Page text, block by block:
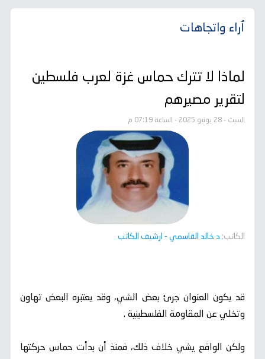
ٱراء واتجاهات
لماذا لا تترك حماس غزة لعرب فلسطين
لتقرير مصيرهم
السبت - 28 يونيو 2025 - الساعة 07:19 م
الكاتب: د خالد القاسمي - ارشيف الكاتب
قد يكون العنوان جرئ بعض الشي، وقد يعتبره البعض تهاون
وتخلي عن المقاومة الفلسطينية .
ولكن الواقع يشي خلاف ذلك، فمنذ أن بدأت حماس حركتها